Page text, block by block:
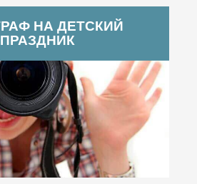
НА ДЕТСКИЙ
ПРАЗДНИК